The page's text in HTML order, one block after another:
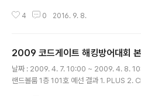
4 0 2016. 9. 8.
2009 코드게이트 해킹방어대회
날짜 : 2009. 4. 7. 10:00 ~ 2009. 4. 8.
랜드볼룸 1층 101호 예선 결과 1. PLUS